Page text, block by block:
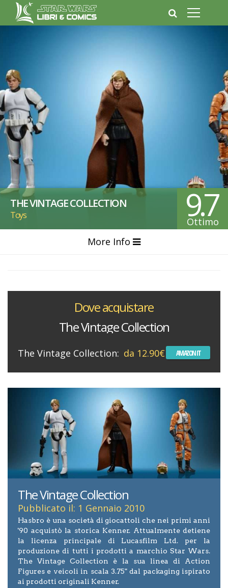
THE VINTAGE COLLECTION
Toys 9.7
Ottimo
More Info
Dove acquistare
The Vintage Collection
The Vintage Collection: da 12.90€ AMAZON IT
The Vintage Collection
Pubblicato il: 1 Gennaio 2010
Hasbro è una società di giocattoli che nei primi anni
'90 acquistò la storica Kenner. Attualmente detiene
la licenza principale di Lucasfilm Ltd. per la
produzione di tutti i prodotti a marchio Star Wars.
The Vintage Collection è la sua linea di Action
Figures e veicoli in scala 3.75" dal packaging ispirato
ai prodotti originali Kenner.